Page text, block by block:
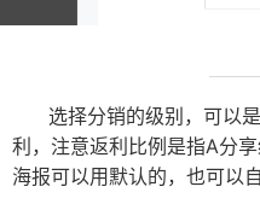
选择分销的级别，可以
利，注意返利比例是指A分
海报可以用默认的，也可以